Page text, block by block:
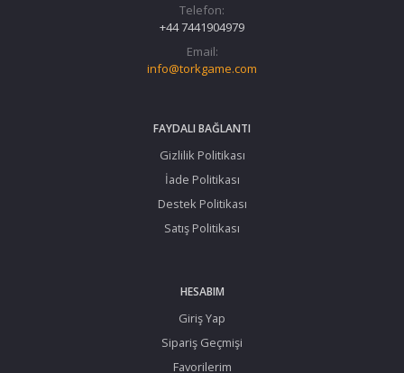
Telefon:
+44 7441904979
Email:
info@torkgame.com
FAYDALI BAĞLANTI
Gizlilik Politikası
İade Politikası
Destek Politikası
Satış Politikası
HESABIM
Giriş Yap
Sipariş Geçmişi
Favorilerim